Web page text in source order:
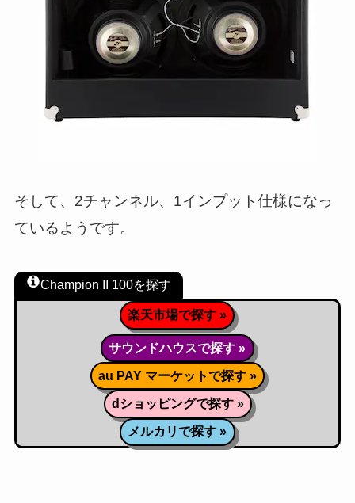
そして、2チャンネル、1インプット仕様になっ
ているようです。
Champion II 100を探す
楽天市場で探す »
サウンドハウスで探す »
au PAY マーケットで探す »
dショッピングで探す »
メルカリで探す »